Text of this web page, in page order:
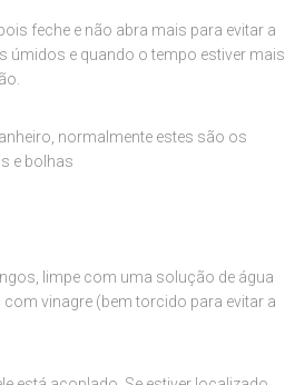
feche e não abra mais para evitar a
úmidos e quando o tempo estiver mais
normalmente estes são os
e bolhas
limpe com uma solução de água
vinagre (bem torcido para evitar a